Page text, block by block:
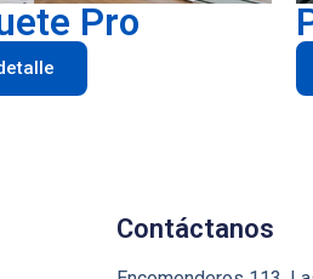
Pro
Contáctanos